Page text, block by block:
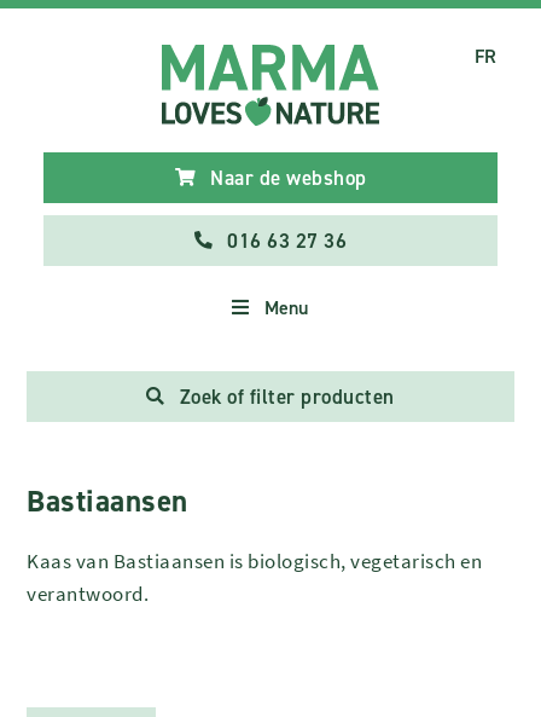
Naar de webshop
016 63 27 36
Menu
FR
Zoek of filter producten
Bastiaansen
Kaas van Bastiaansen is biologisch, vegetarisch en
verantwoord.